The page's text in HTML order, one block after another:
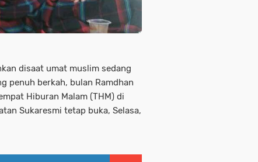
disaat umat muslim sedang
penuh berkah, bulan Ramdhan
Hiburan Malam (THM) di
Sukaresmi tetap buka, Selasa,